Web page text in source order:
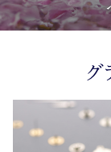
グ